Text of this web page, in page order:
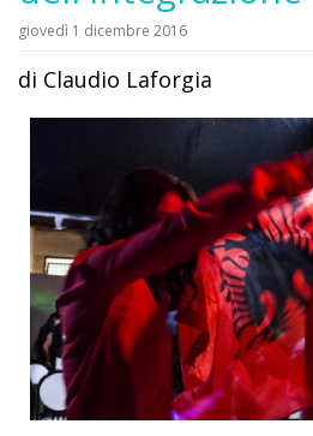
giovedì 1 dicembre 2016
di Claudio Laforgia